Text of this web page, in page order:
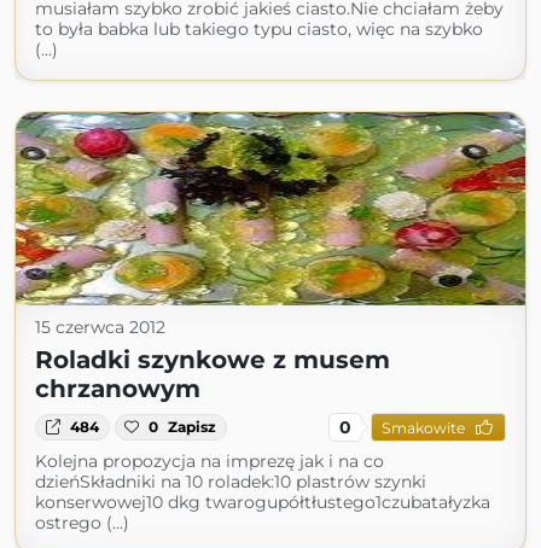
musiałam szybko zrobić jakieś ciasto.Nie chciałam żeby
to była babka lub takiego typu ciasto, więc na szybko
(...)
15 czerwca 2012
Roladki szynkowe z musem
chrzanowym
484 0 Zapisz 0 Smakowite
Kolejna propozycja na imprezę jak i na co
dzieńSkładniki na 10 roladek:10 plastrów szynki
konserwowej10 dkg twarogupółtłustego1czubatałyzka
ostrego (...)